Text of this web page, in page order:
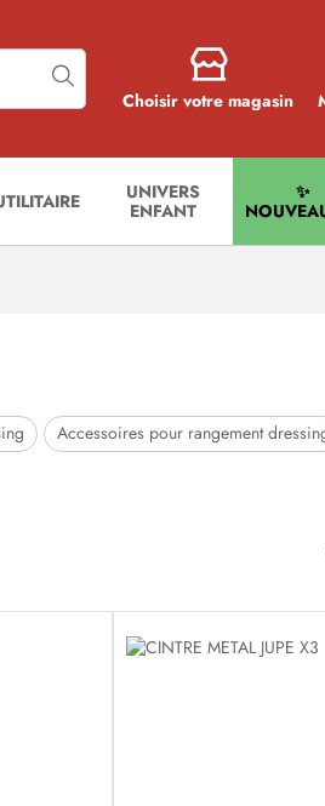
Choisir votre magasin
UNIVERS
ENFANT
✨
Accessoires pour rangement